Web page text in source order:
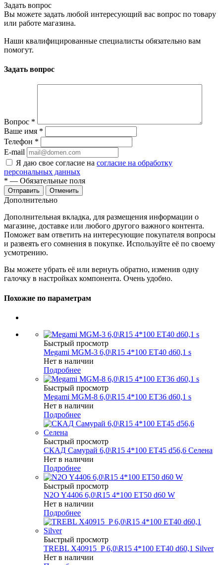
Задать вопрос
Вы можете задать любой интересующий вас вопрос по товару
или работе магазина.
Наши квалифицированные специалисты обязательно вам
помогут.
Задать вопрос
Вопрос *
Ваше имя *
Телефон *
E-mail
Я даю свое согласие на согласие на обработку
персональных данных
* — Обязательные поля
Отменить
Дополнительно
Дополнительная вкладка, для размещения информации о
магазине, доставке или любого другого важного контента.
Поможет вам ответить на интересующие покупателя вопросы
и развеять его сомнения в покупке. Используйте её по своему
усмотрению.
Вы можете убрать её или вернуть обратно, изменив одну
галочку в настройках компонента. Очень удобно.
Похожие по параметрам
Быстрый просмотр
Megami MGM-3 6,0\R15 4*100 ET40 d60,1 s
Нет в наличии
Подробнее
Быстрый просмотр
Megami MGM-8 6,0\R15 4*100 ET36 d60,1 s
Нет в наличии
Подробнее
Быстрый просмотр
СКАД Самурай 6,0\R15 4*100 ET45 d56,6 Селена
Нет в наличии
Подробнее
Быстрый просмотр
N2O Y4406 6,0\R15 4*100 ET50 d60 W
Нет в наличии
Подробнее
Быстрый просмотр
TREBL X40915_P 6,0\R15 4*100 ET40 d60,1 Silver
Нет в наличии